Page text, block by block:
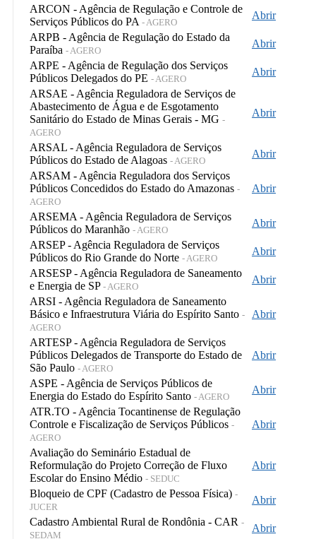
ARCON - Agência de Regulação e Controle de
Serviços Públicos do PA - AGERO
Abrir
ARPB - Agência de Regulação do Estado da
Paraíba - AGERO
Abrir
ARPE - Agência de Regulação dos Serviços
Públicos Delegados do PE - AGERO
Abrir
ARSAE - Agência Reguladora de Serviços de
Abastecimento de Água e de Esgotamento
Sanitário do Estado de Minas Gerais - MG -
AGERO
Abrir
ARSAL - Agência Reguladora de Serviços
Públicos do Estado de Alagoas - AGERO
Abrir
ARSAM - Agência Reguladora dos Serviços
Públicos Concedidos do Estado do Amazonas -
AGERO
Abrir
ARSEMA - Agência Reguladora de Serviços
Públicos do Maranhão - AGERO
Abrir
ARSEP - Agência Reguladora de Serviços
Públicos do Rio Grande do Norte - AGERO
Abrir
ARSESP - Agência Reguladora de Saneamento
e Energia de SP - AGERO
Abrir
ARSI - Agência Reguladora de Saneamento
Básico e Infraestrutura Viária do Espírito Santo -
AGERO
Abrir
ARTESP - Agência Reguladora de Serviços
Públicos Delegados de Transporte do Estado de
São Paulo - AGERO
Abrir
ASPE - Agência de Serviços Públicos de
Energia do Estado do Espírito Santo - AGERO
Abrir
ATR.TO - Agência Tocantinense de Regulação
Controle e Fiscalização de Serviços Públicos -
AGERO
Abrir
Avaliação do Seminário Estadual de
Reformulação do Projeto Correção de Fluxo
Escolar do Ensino Médio - SEDUC
Abrir
Bloqueio de CPF (Cadastro de Pessoa Física) -
JUCER
Abrir
Cadastro Ambiental Rural de Rondônia - CAR -
SEDAM
Abrir